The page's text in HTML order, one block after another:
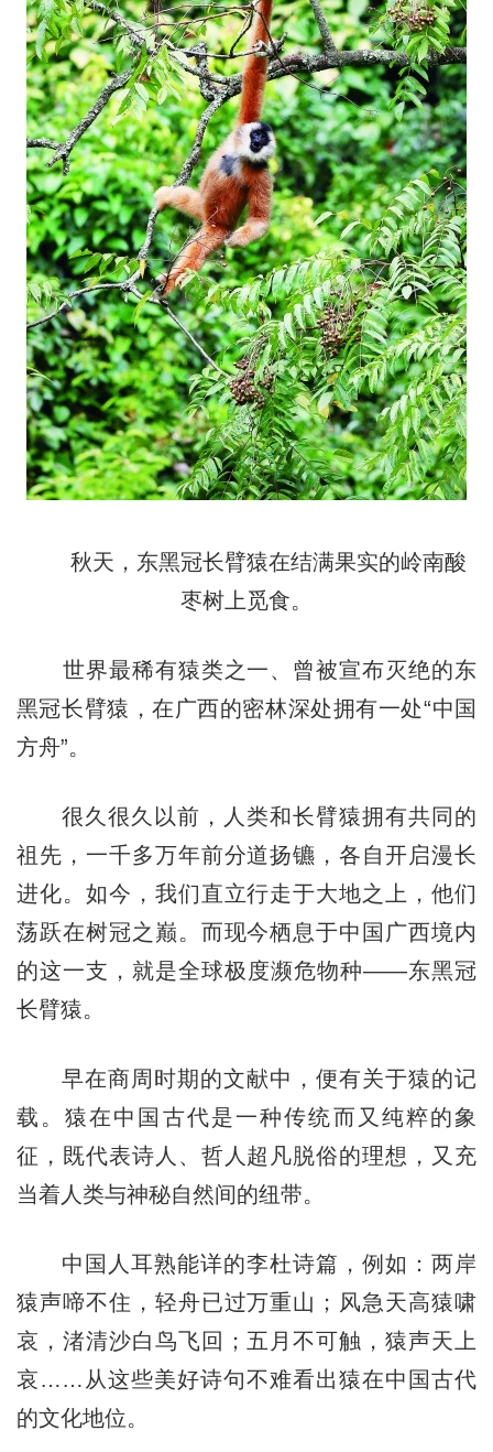
秋天，东黑冠长臂猿在结满果实的岭南酸
枣树上觅食。
世界最稀有猿类之一、曾被宣布灭绝的东
黑冠长臂猿，在广西的密林深处拥有一处“中国
方舟”。
很久很久以前，人类和长臂猿拥有共同的
祖先，一千多万年前分道扬镳，各自开启漫长
进化。如今，我们直立行走于大地之上，他们
荡跃在树冠之巅。而现今栖息于中国广西境内
的这一支，就是全球极度濒危物种——东黑冠
长臂猿。
早在商周时期的文献中，便有关于猿的记
载。猿在中国古代是一种传统而又纯粹的象
征，既代表诗人、哲人超凡脱俗的理想，又充
当着人类与神秘自然间的纽带。
中国人耳熟能详的李杜诗篇，例如：两岸
猿声啼不住，轻舟已过万重山；风急天高猿啸
哀，渚清沙白鸟飞回；五月不可触，猿声天上
哀……从这些美好诗句不难看出猿在中国古代
的文化地位。